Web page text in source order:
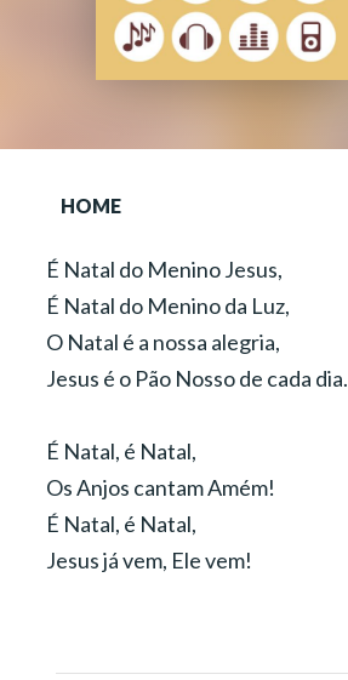
HOME
É Natal do Menino Jesus,
É Natal do Menino da Luz,
O Natal é a nossa alegria,
Jesus é o Pão Nosso de cada dia.
É Natal, é Natal,
Os Anjos cantam Amém!
É Natal, é Natal,
Jesus já vem, Ele vem!